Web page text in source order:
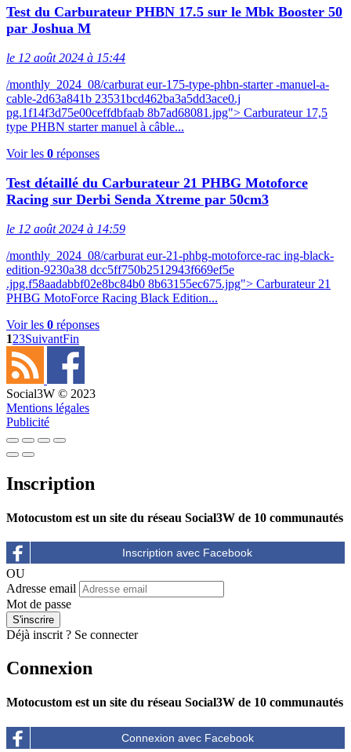
Test du Carburateur PHBN 17.5 sur le Mbk Booster 50
par Joshua M
le 12 août 2024 à 15:44
/monthly_2024_08/carburat eur-175-type-phbn-starter -manuel-a-
cable-2d63a841b 23531bcd462ba3a5dd3ace0.j
pg.1f14f3d75e00ceffdbfaab 8b7ad68081.jpg"> Carburateur 17,5
type PHBN starter manuel à câble...
Voir les 0 réponses
Test détaillé du Carburateur 21 PHBG Motoforce
Racing sur Derbi Senda Xtreme par 50cm3
le 12 août 2024 à 14:59
/monthly_2024_08/carburat eur-21-phbg-motoforce-rac ing-black-
edition-9230a38 dcc5ff750b2512943f669ef5e
.jpg.f58aadabbf02e8bc84b0 8b63155ec675.jpg"> Carburateur 21
PHBG MotoForce Racing Black Edition...
Voir les 0 réponses
123SuivantFin
Social3W © 2023
Mentions légales
Publicité
Inscription
Motocustom est un site du réseau Social3W de 10 communautés
OU
Adresse email
Mot de passe
Déjà inscrit ? Se connecter
Connexion
Motocustom est un site du réseau Social3W de 10 communautés